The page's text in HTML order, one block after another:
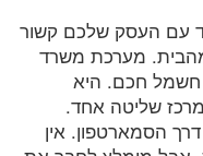
עם העסק שלכם קשור
מערכת משרד
חשמל חכם. היא
שליטה אחד.
הסמארטפון. אין